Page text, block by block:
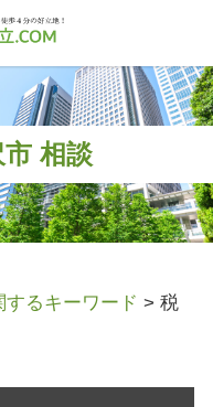
相談
するキーワード > 税